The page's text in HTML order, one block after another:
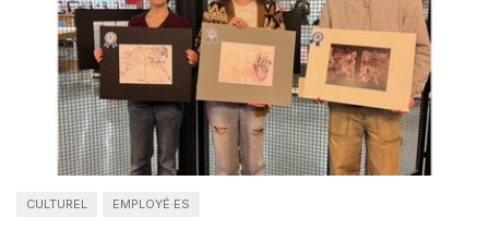
CULTUREL EMPLOYÉ·ES